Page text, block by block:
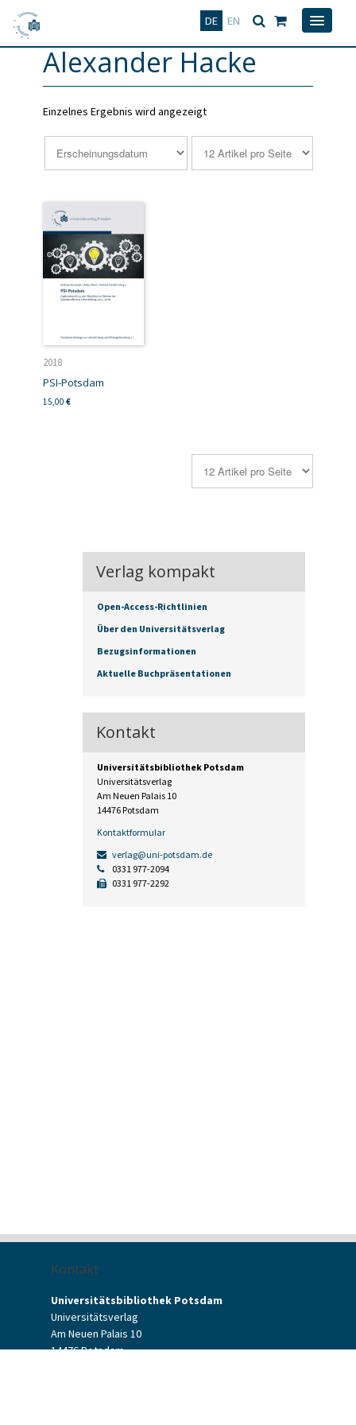
DE EN
Deutsch
Alexander Hacke
Einzelnes Ergebnis wird angezeigt
2018
PSI-Potsdam
15,00 €
Verlag kompakt
Open-Access-Richtlinien
Über den Universitätsverlag
Bezugsinformationen
Aktuelle Buchpräsentationen
Kontakt
Universitätsbibliothek Potsdam
Universitätsverlag
Am Neuen Palais 10
14476 Potsdam
Kontaktformular
verlag@uni-potsdam.de
0331 977-2094
0331 977-2292
Kontakt
Universitätsbibliothek Potsdam
Universitätsverlag
Am Neuen Palais 10
14476 Potsdam